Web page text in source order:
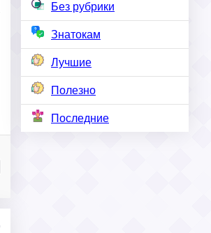
Без рубрики
Знатокам
Лучшие
Полезно
Последние